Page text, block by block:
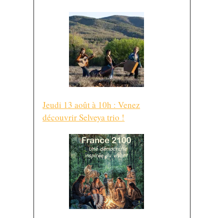
Jeudi 13 août à 10h : Venez
découvrir Selveya trio !